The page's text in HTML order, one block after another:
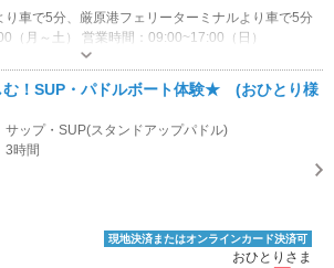
り車で5分、厳原港フェリーターミナルより車で5分
（月～土） 営業時間：09:00~17:00（日）
む！SUP・パドルボート体験★ (おひとり様
サップ・SUP(スタンドアップパドル)
3時間
現地決済またはオンラインカード決済可
おひとりさま